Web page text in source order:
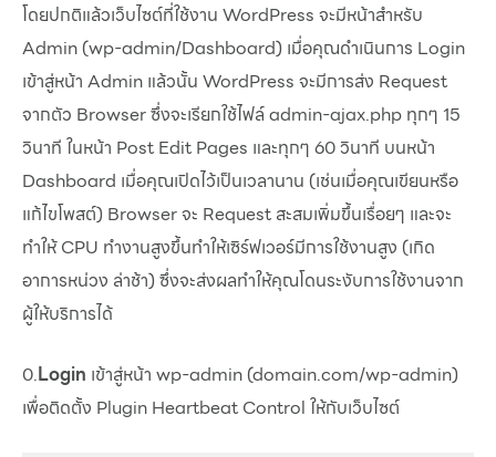
โดยปกติแล้วเว็บไซต์ที่ใช้งาน WordPress จะมีหน้าสำหรับ
Admin (wp-admin/Dashboard) เมื่อคุณดำเนินการ Login
เข้าสู่หน้า Admin แล้วนั้น WordPress จะมีการส่ง Request
จากตัว Browser ซึ่งจะเรียกใช้ไฟล์ admin-ajax.php ทุกๆ 15
วินาที ในหน้า Post Edit Pages และทุกๆ 60 วินาที บนหน้า
Dashboard เมื่อคุณเปิดไว้เป็นเวลานาน (เช่นเมื่อคุณเขียนหรือ
แก้ไขโพสต์) Browser จะ Request สะสมเพิ่มขึ้นเรื่อยๆ และจะ
ทำให้ CPU ทำงานสูงขึ้นทำให้เซิร์ฟเวอร์มีการใช้งานสูง (เกิด
อาการหน่วง ล่าช้า) ซึ่งจะส่งผลทำให้คุณโดนระงับการใช้งานจาก
ผู้ให้บริการได้
0.Login เข้าสู่หน้า wp-admin (domain.com/wp-admin)
เพื่อติดตั้ง Plugin Heartbeat Control ให้กับเว็บไซต์